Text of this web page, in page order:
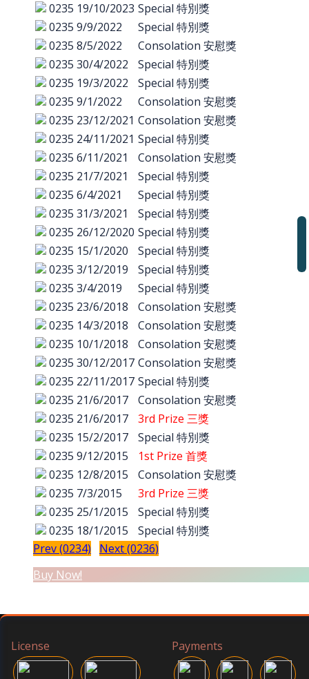
0235 19/10/2023 Special 特別獎
0235 9/9/2022
Special 特別獎
0235 8/5/2022
Consolation 安慰獎
0235 30/4/2022
Special 特別獎
0235 19/3/2022
Special 特別獎
0235 9/1/2022
Consolation 安慰獎
0235 23/12/2021 Consolation 安慰獎
0235 24/11/2021 Special 特別獎
0235 6/11/2021
Consolation 安慰獎
0235 21/7/2021
Special 特別獎
0235 6/4/2021
Special 特別獎
0235 31/3/2021
Special 特別獎
0235 26/12/2020 Special 特別獎
0235 15/1/2020
Special 特別獎
0235 3/12/2019
Special 特別獎
0235 3/4/2019
Special 特別獎
0235 23/6/2018
Consolation 安慰獎
0235 14/3/2018
Consolation 安慰獎
0235 10/1/2018
Consolation 安慰獎
0235 30/12/2017 Consolation 安慰獎
0235 22/11/2017 Special 特別獎
0235 21/6/2017
Consolation 安慰獎
0235 21/6/2017
3rd Prize 三獎
0235 15/2/2017
Special 特別獎
0235 9/12/2015
1st Prize 首獎
0235 12/8/2015
Consolation 安慰獎
0235 7/3/2015
3rd Prize 三獎
0235 25/1/2015
Special 特別獎
0235 18/1/2015
Special 特別獎
Prev (0234)
Next (0236)
Buy Now!
License Payments